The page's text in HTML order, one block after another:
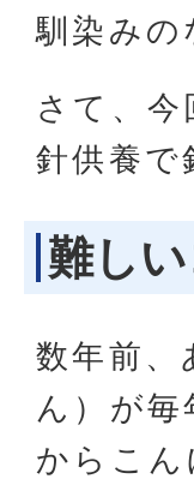
馴染み
さて、
針供養
難し
数年前、
ん）が
からこん